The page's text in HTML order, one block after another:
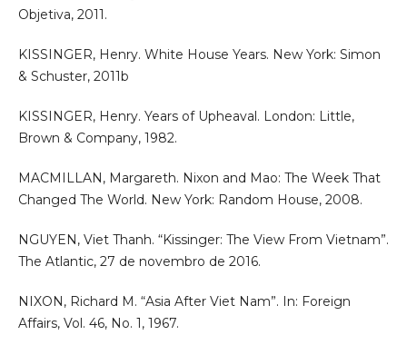
Objetiva, 2011.
KISSINGER, Henry. White House Years. New York: Simon
& Schuster, 2011b
KISSINGER, Henry. Years of Upheaval. London: Little,
Brown & Company, 1982.
MACMILLAN, Margareth. Nixon and Mao: The Week That
Changed The World. New York: Random House, 2008.
NGUYEN, Viet Thanh. “Kissinger: The View From Vietnam”.
The Atlantic, 27 de novembro de 2016.
NIXON, Richard M. “Asia After Viet Nam”. In: Foreign
Affairs, Vol. 46, No. 1, 1967.